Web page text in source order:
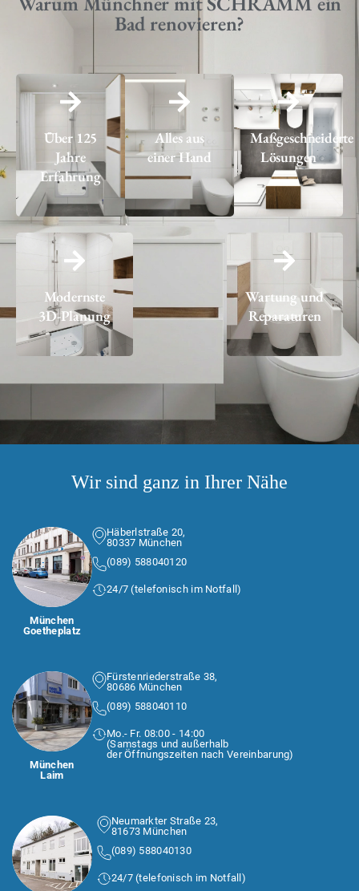
Bad renovieren?
Über 125
Jahre
Erfahrung
Alles aus
einer Hand
Maßgeschneiderte
Lösungen
Modernste
3D-Planung
Wartung und
Reparaturen
Wir sind ganz in Ihrer Nähe
München
Goetheplatz
Häberlstraße 20,
80337 München
(089) 588040120
24/7 (telefonisch im Notfall)
München
Laim
Fürstenriederstraße 38,
80686 München
(089) 588040110
Mo.- Fr. 08:00 - 14:00
(Samstags und außerhalb
der Öffnungszeiten nach Vereinbarung)
Neumarkter Straße 23,
81673 München
(089) 588040130
24/7 (telefonisch im Notfall)